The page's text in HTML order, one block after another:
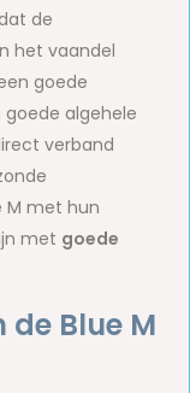
de
het vaandel
goede
algehele
verband
M met hun
met goede
Blue M